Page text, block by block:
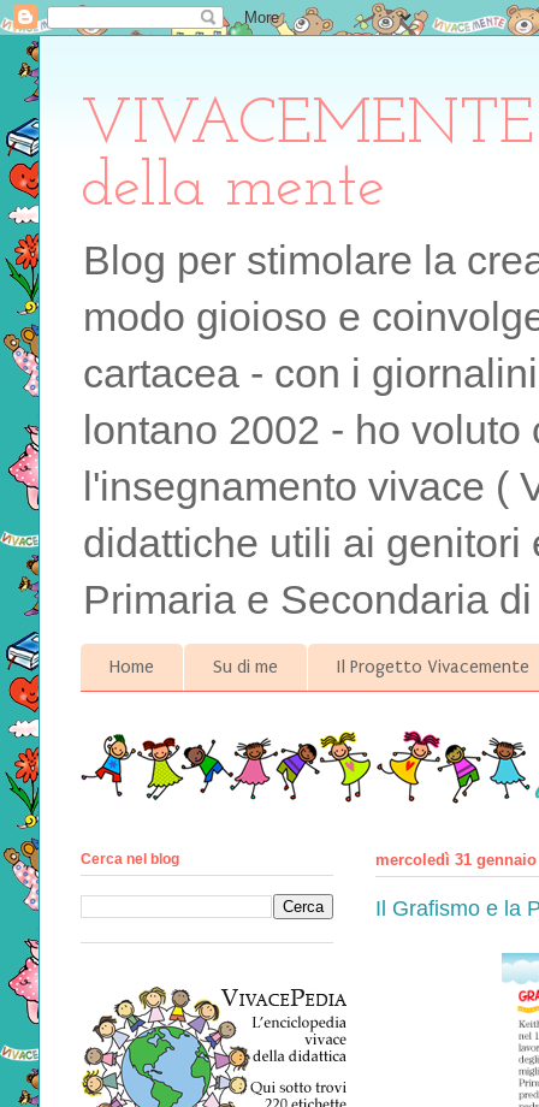
della mente
Blog per stimolare la
modo gioioso e
cartacea - con i
lontano 2002 - ho
l'insegnamento vivace (
didattiche utili ai
Primaria e Secondaria
Home Su di me Il Progetto Vivacemente
mercoledì 31 gennaio
Il Grafismo e la
Cerca nel blog